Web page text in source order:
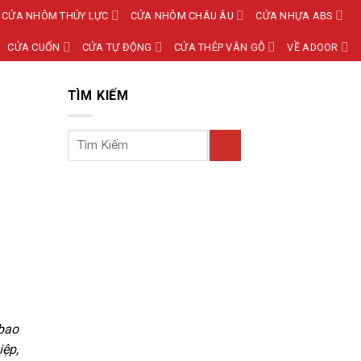
CỬA NHÔM THỦY LỰC CỬA NHÔM CHÂU ÂU CỬA NHỰA ABS
CỬA CUỐN CỬA TỰ ĐỘNG CỬA THÉP VÂN GỖ VỀ ADOOR
TÌM KIẾM